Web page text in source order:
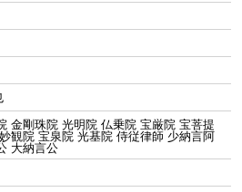
金剛珠院 光明院 仏乗院 宝厳院 宝菩提
観院 宝泉院 光基院 侍従律師 少納言阿
大納言公